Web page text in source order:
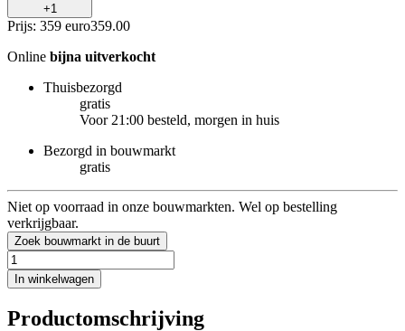
+1
Prijs: 359 euro359.00
Online bijna uitverkocht
Thuisbezorgd
gratis
Voor 21:00 besteld, morgen in huis
Bezorgd in bouwmarkt
gratis
Niet op voorraad in onze bouwmarkten. Wel op bestelling
verkrijgbaar.
Zoek bouwmarkt in de buurt
In winkelwagen
Productomschrijving